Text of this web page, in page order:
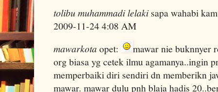
tolibu muhammadi lelakisapa wahabi
2009-11-24 4:08 AM
mawarkota opet:
mawar nie buknnyer
org biasa yg cetek ilmu agamanya..ingin
memperbaiki diri sendiri dn memberikn
mawar. mawar dulu pnh blaja hadis